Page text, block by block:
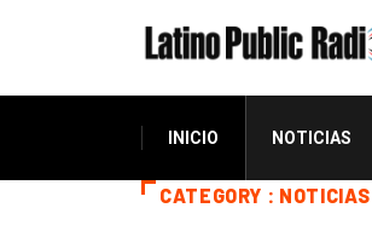
INICIO NOTICIAS
CATEGORY : NOTICIAS